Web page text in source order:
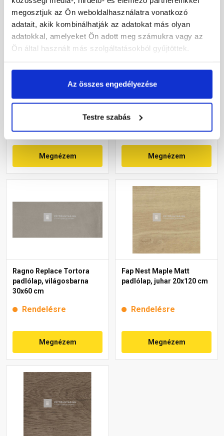
megosztjuk az Ön weboldalhasználatra vonatkozó
adatait, akik kombinálhatják az adatokat más olyan
adatokkal, amelyeket Ön adott meg számukra vagy az
Ön által használt más szolgáltatásokból gyűjtöttek.
Az összes engedélyezése
Testre szabás
Megnézem
16 690 Ft
Megnézem
Ragno Replace Tortora
padlólap, világosbarna
30x60 cm
Rendelésre
Megnézem
Fap Nest Maple Matt
padlólap, juhar 20x120 cm
Rendelésre
Megnézem